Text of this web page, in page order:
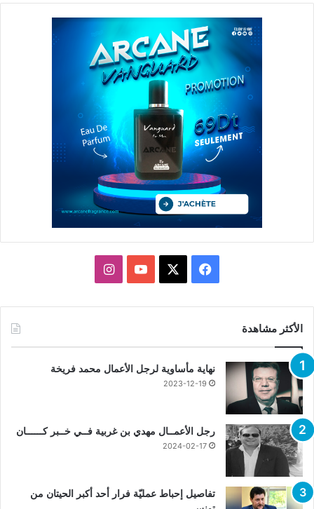
فيسبوك يوتيوبانستقرام
الأكثر مشاهدة
نهاية مأساوية لرجل الأعمال محمد فريخة
2023-12-19
رجل الأعمــال مهدي بن غربية فــي خــبر كــــــان
2024-02-17
تفاصيل إحباط عمليّة فرار أحد أكبر الحيتان من